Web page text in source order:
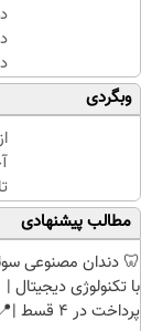
وبگردی
مطالب پیشنهادی
🦷 دندان مصنوعی
با تکنولوژی دیجیتال |
پرداخت در 4 قسط